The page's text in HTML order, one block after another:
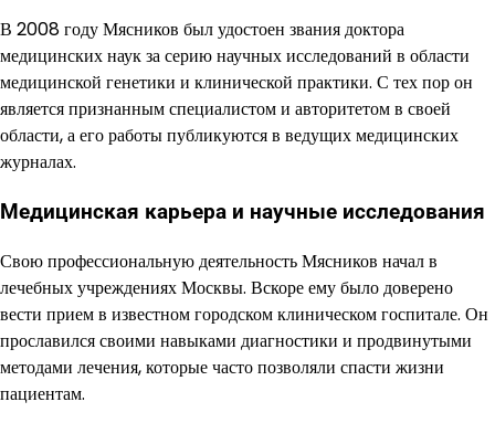
В 2008 году Мясников был удостоен звания доктора
медицинских наук за серию научных исследований в области
медицинской генетики и клинической практики. С тех пор он
является признанным специалистом и авторитетом в своей
области, а его работы публикуются в ведущих медицинских
журналах.
Медицинская карьера и научные исследования
Свою профессиональную деятельность Мясников начал в
лечебных учреждениях Москвы. Вскоре ему было доверено
вести прием в известном городском клиническом госпитале. Он
прославился своими навыками диагностики и продвинутыми
методами лечения, которые часто позволяли спасти жизни
пациентам.